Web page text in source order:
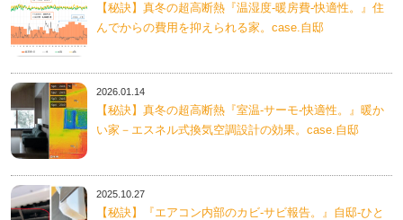
【秘訣】真冬の超高断熱『温湿度-暖房費-快適性。』住
んでからの費用を抑えられる家。case.自邸
2026.01.14
【秘訣】真冬の超高断熱『室温-サーモ-快適性。』暖か
い家－エスネル式換気空調設計の効果。case.自邸
2025.10.27
【秘訣】『エアコン内部のカビ-サビ報告。』自邸-ひと